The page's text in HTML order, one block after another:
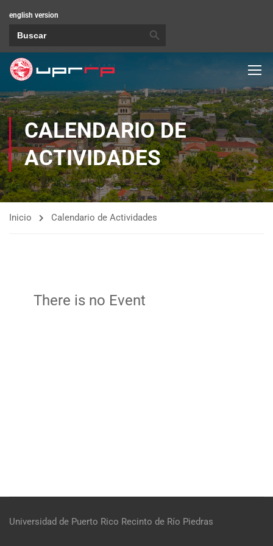
english version
CALENDARIO DE
ACTIVIDADES
Inicio Calendario de Actividades
There is no Event
Universidad de Puerto Rico Recinto de Río Piedras